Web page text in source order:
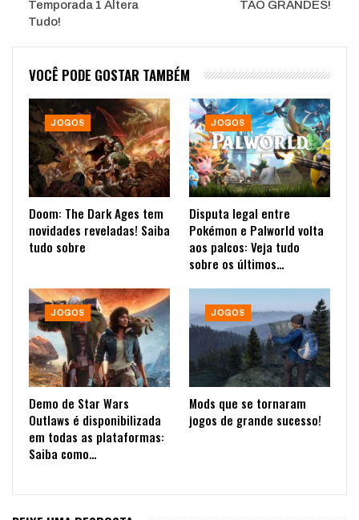
Temporada 1 Altera
Tudo!
TÃO GRANDES!
VOCÊ PODE GOSTAR TAMBÉM
JOGOS
Doom: The Dark Ages tem
novidades reveladas! Saiba
tudo sobre
JOGOS
Disputa legal entre
Pokémon e Palworld volta
aos palcos: Veja tudo
sobre os últimos…
JOGOS
Demo de Star Wars
Outlaws é disponibilizada
em todas as plataformas:
Saiba como…
JOGOS
Mods que se tornaram
jogos de grande sucesso!